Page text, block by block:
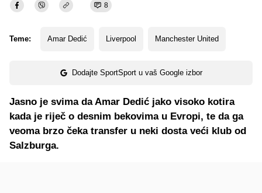
8
Teme: Amar Dedić Liverpool Manchester United
Dodajte SportSport u vaš Google izbor
Jasno je svima da Amar Dedić jako visoko kotira
kada je riječ o desnim bekovima u Evropi, te da ga
veoma brzo čeka transfer u neki dosta veći klub od
Salzburga.